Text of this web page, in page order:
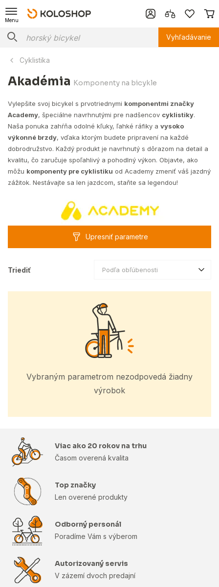
Menu
Vyhľadávanie
Cyklistika
Akadémia Komponenty na bicykle
Vylepšite svoj bicykel s prvotriednymi komponentmi značky
Academy, špeciálne navrhnutými pre nadšencov cyklistiky.
Naša ponuka zahŕňa odolné kľuky, ľahké ráfiky a vysoko
výkonné brzdy, vďaka ktorým budete pripravení na každé
dobrodružstvo. Každý produkt je navrhnutý s dôrazom na detail a
kvalitu, čo zaručuje spoľahlivý a pohodlný výkon. Objavte, ako
môžu komponenty pre cyklistiku od Academy zmeniť váš jazdný
zážitok. Nestávajte sa len jazdcom, staňte sa legendou!
Upresniť parametre
Triediť Podľa obľúbenosti
Vybraným parametrom nezodpovedá žiadny
výrobok
Viac ako 20 rokov na trhu
Časom overená kvalita
Top značky
Len overené produkty
Odborný personál
Poradíme Vám s výberom
Autorizovaný servis
V zázemí dvoch predajní